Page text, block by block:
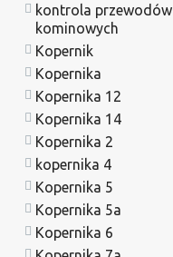
kontrola przewodów
kominowych
Kopernik
Kopernika
Kopernika 12
Kopernika 14
Kopernika 2
kopernika 4
Kopernika 5
Kopernika 5a
Kopernika 6